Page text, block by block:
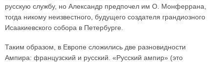
русскую службу, но Александр предпочел им О. Монферрана,
тогда никому неизвестного, будущего создателя грандиозного
Исаакиевского собора в Петербурге.
Таким образом, в Европе сложились две разновидности
Ампира: французский и русский. «Русский ампир» (это